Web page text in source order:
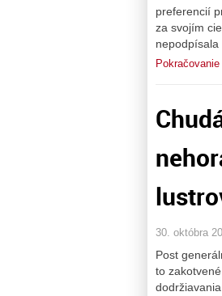
preferencií
za svojím
30. októbra
Post
to